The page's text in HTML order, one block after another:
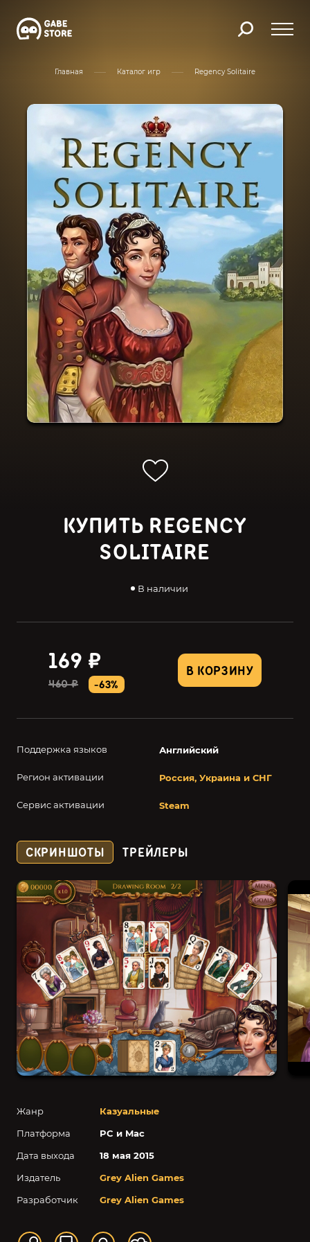
Главная Каталог игр Regency Solitaire
КУПИТЬ REGENCY
SOLITAIRE
В наличии
В КОРЗИНУ
169 ₽
460 ₽ -63%
Поддержка языков Английский
Регион активации Россия, Украина и СНГ
Сервис активации Steam
Жанр
Казуальные
Платформа
PC и Mac
Дата выхода
18 мая 2015
Издатель
Grey Alien Games
Разработчик
Grey Alien Games
СКРИНШОТЫ ТРЕЙЛЕРЫ